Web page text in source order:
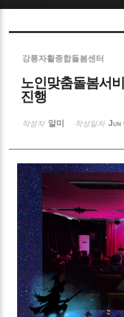
강릉자활종합돌봄센터
노인맞춤돌봄서
진행
작성자 알미 작성일자 Jun